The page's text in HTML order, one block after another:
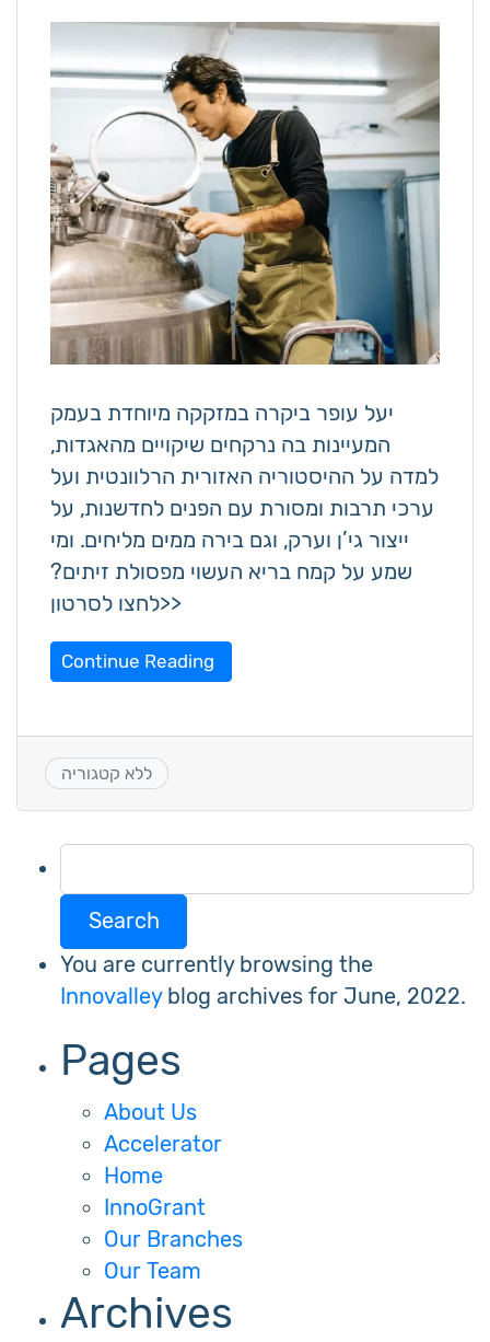
יעל עופר ביקרה במזקקה מיוחדת בעמק
המעיינות בה נרקחים שיקויים מהאגדות,
למדה על ההיסטוריה האזורית הרלוונטית ועל
ערכי תרבות ומסורת עם הפנים לחדשנות, על
ייצור גי’ן וערק, וגם בירה ממים מליחים. ומי
שמע על קמח בריא העשוי מפסולת זיתים?
לחצו לסרטון>>
Continue Reading
ללא קטגוריה
for:
You are currently browsing the
Innovalleyblog archives for June, 2022.
Pages
About Us
Accelerator
Home
InnoGrant
Our Branches
Our Team
Archives